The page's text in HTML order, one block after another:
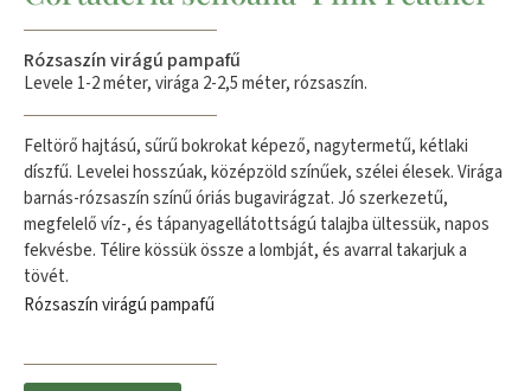
Rózsaszín virágú pampafű
Levele 1-2 méter, virága 2-2,5 méter, rózsaszín.
Feltörő hajtású, sűrű bokrokat képező, nagytermetű, kétlaki
díszfű. Levelei hosszúak, középzöld színűek, szélei élesek. Virága
barnás-rózsaszín színű óriás bugavirágzat. Jó szerkezetű,
megfelelő víz-, és tápanyagellátottságú talajba ültessük, napos
fekvésbe. Télire kössük össze a lombját, és avarral takarjuk a
tövét.
Rózsaszín virágú pampafű